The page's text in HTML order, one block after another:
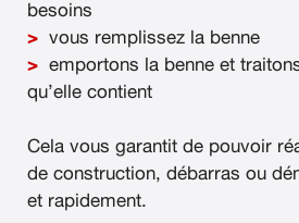
besoins
vous remplissez la benne
emportons la benne et
qu’elle contient
Cela vous garantit de pouvoir
de construction, débarras ou
et rapidement.